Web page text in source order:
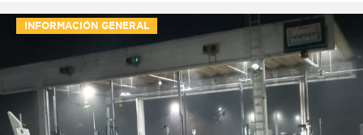
INFORMACIÓN GENERAL